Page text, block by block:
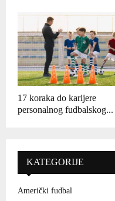
17 koraka do karijere
personalnog fudbalskog...
KATEGORIJE
Američki fudbal